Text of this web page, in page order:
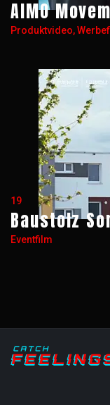
AIMO
Produktvideo,
19
Baustolz
Eventfilm